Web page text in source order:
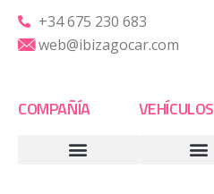
+34 675 230 683
web@ibizagocar.com
COMPAÑÍA VEHÍCULOS